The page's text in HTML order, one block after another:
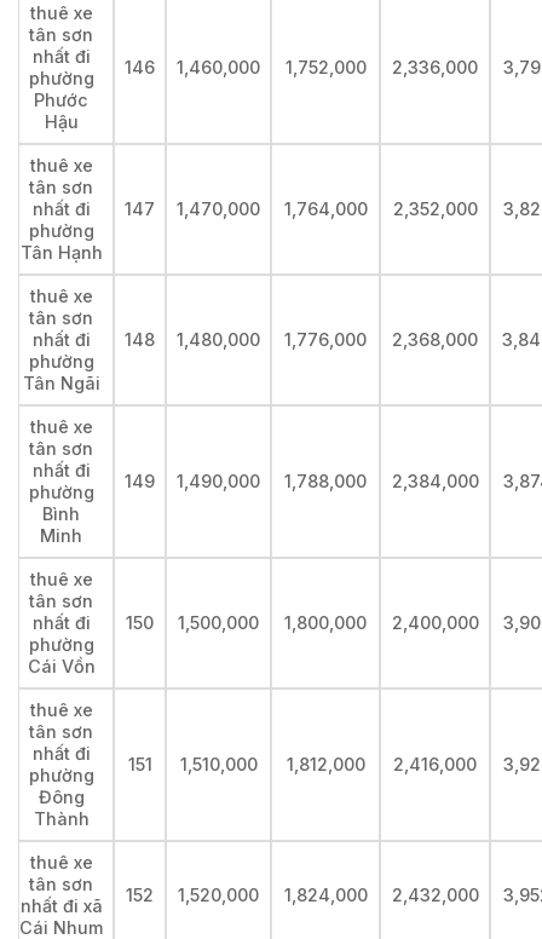
thuê xe
tân sơn
nhất đi
phường
Phước
Hậu
146 1,460,000 1,752,000 2,336,000
thuê xe
tân sơn
nhất đi
phường
Tân Hạnh
147 1,470,000 1,764,000 2,352,000
thuê xe
tân sơn
nhất đi
phường
Tân Ngãi
148 1,480,000 1,776,000 2,368,000
thuê xe
tân sơn
nhất đi
phường
Bình
Minh
149 1,490,000 1,788,000 2,384,000
thuê xe
tân sơn
nhất đi
phường
Cái Vồn
150 1,500,000 1,800,000 2,400,000
thuê xe
tân sơn
nhất đi
phường
Đông
Thành
151 1,510,000 1,812,000 2,416,000
thuê xe
tân sơn
nhất đi xã
Cái Nhum
152 1,520,000 1,824,000 2,432,000